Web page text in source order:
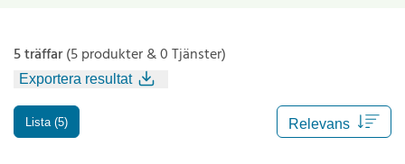
5 träffar(5 produkter & 0 Tjänster)
Exportera resultat
Lista (5)